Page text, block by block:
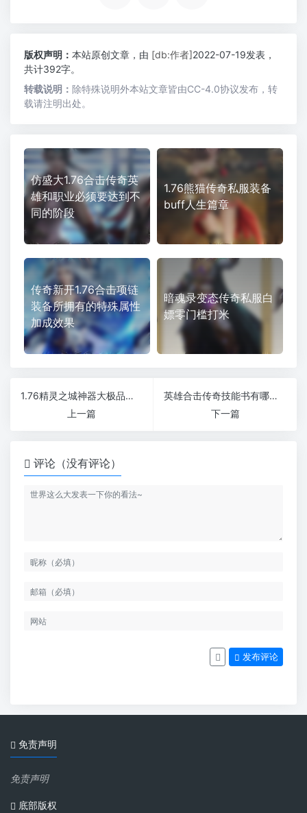
版权声明： 本站原创文章，由 [db:作者]2022-07-19发表，
共计392字。
转载说明： 除特殊说明外本站文章皆由CC-4.0协议发布，转
载请注明出处。
仿盛大1.76合击传奇英
雄和职业必须要达到不
同的阶段
1.76熊猫传奇私服装备
buff人生篇章
传奇新开1.76合击项链
装备所拥有的特殊属性
加成效果
暗魂录变态传奇私服白
嫖零门槛打米
1.76精灵之城神器大极品传奇私服
上一篇
英雄合击传奇技能书有哪些作用
下一篇
评论（没有评论）
发布评论
免责声明
免责声明
底部版权